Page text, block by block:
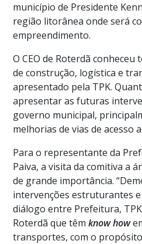
município de Presidente
região litorânea onde será
empreendimento.
O CEO de Roterdã
de construção, logística e
apresentado pela TPK.
apresentar as futuras
governo municipal,
melhorias de vias de acesso
Para o representante da
Paiva, a visita da comitiva a
de grande importância.
intervenções estruturantes
diálogo entre Prefeitura,
Roterdã que têmknow how
transportes, com o